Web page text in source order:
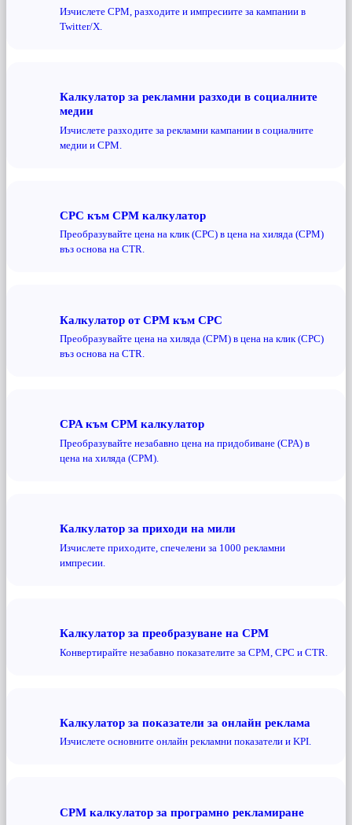
Изчислете CPM, разходите и импресиите за кампании в
Twitter/X.
Калкулатор за рекламни разходи в социалните
медии
Изчислете разходите за рекламни кампании в социалните
медии и CPM.
CPC към CPM калкулатор
Преобразувайте цена на клик (CPC) в цена на хиляда (CPM)
въз основа на CTR.
Калкулатор от CPM към CPC
Преобразувайте цена на хиляда (CPM) в цена на клик (CPC)
въз основа на CTR.
CPA към CPM калкулатор
Преобразувайте незабавно цена на придобиване (CPA) в
цена на хиляда (CPM).
Калкулатор за приходи на мили
Изчислете приходите, спечелени за 1000 рекламни
импресии.
Калкулатор за преобразуване на CPM
Конвертирайте незабавно показателите за CPM, CPC и CTR.
Калкулатор за показатели за онлайн реклама
Изчислете основните онлайн рекламни показатели и KPI.
CPM калкулатор за програмно рекламиране